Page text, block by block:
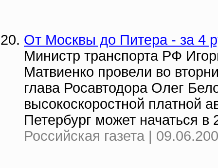
От Москвы до Питера - за 4
Министр транспорта РФ
Матвиенко провели во
глава Росавтодора Олег
высокоскоростной платной
Петербург может начаться в
Российская газета |